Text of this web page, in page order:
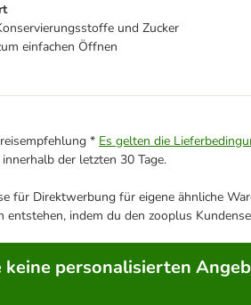
und Zucker
einfachen Öffnen
* Es gelten die
der letzten 30 Tage.
für Direktwerbung für eigene ähnliche
indem du den zooplus
keine personalisierten